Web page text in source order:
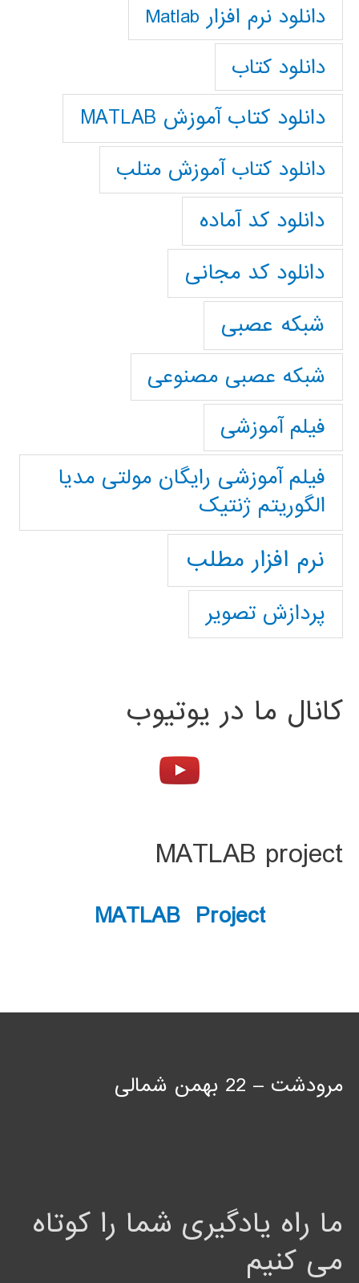
دانلود نرم افزار Matlab
دانلود کتاب
دانلود کتاب آموزش MATLAB
دانلود کتاب آموزش متلب
دانلود کد آماده
دانلود کد مجانی
شبکه عصبی
شبکه عصبی مصنوعی
فیلم آموزشی
فیلم آموزشی رایگان مولتی مدیا
الگوریتم ژنتیک
نرم افزار مطلب
پردازش تصویر
کانال ما در یوتیوب
MATLAB project
MATLAB Project
مرودشت – 22 بهمن شمالی
ما راه یادگیری شما را کوتاه
می کنیم